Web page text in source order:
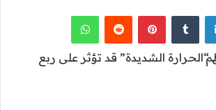
لينكدإن بينتيريست واتساب